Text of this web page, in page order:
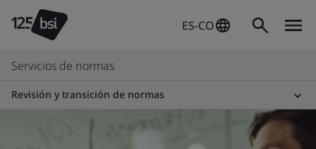
ES-CO
Servicios de normas
Revisión y transición de normas